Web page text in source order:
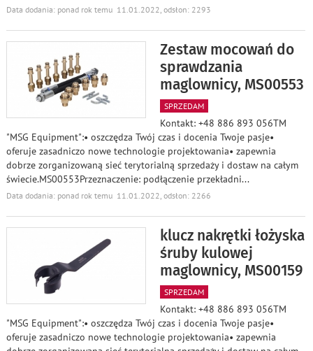
Data dodania: ponad rok temu 11.01.2022, odsłon: 2293
Zestaw mocowań do
sprawdzania
maglownicy, MS00553
SPRZEDAM
Kontakt: +48 886 893 056TM
"MSG Equipment":• oszczędza Twój czas i docenia Twoje pasje•
oferuje zasadniczo nowe technologie projektowania• zapewnia
dobrze zorganizowaną sieć terytorialną sprzedaży i dostaw na całym
świecie.MS00553Przeznaczenie: podłączenie przekładni...
Data dodania: ponad rok temu 11.01.2022, odsłon: 2266
klucz nakrętki łożyska
śruby kulowej
maglownicy, MS00159
SPRZEDAM
Kontakt: +48 886 893 056TM
"MSG Equipment":• oszczędza Twój czas i docenia Twoje pasje•
oferuje zasadniczo nowe technologie projektowania• zapewnia